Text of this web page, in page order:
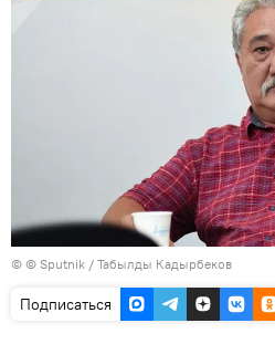
© © Sputnik / Табылды Кадырбеков
Подписаться